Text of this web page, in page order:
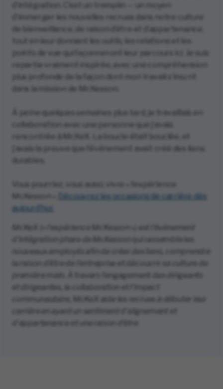
d’intégration. C’est un tremplin — un moyen
de bienveillance, de raison d’être et d’appartenance,
points de vue qui façonneront leur parcours ici. Je suis
plus profonde de la façon dont mon travail s’inscrit
À peine quelques semaines plus tard, je travaillais en
Vous pourriez, vous aussi, vivre « l’expérience
Découvrez les occasions de carrière dès
aujourd’hui.
McKeX (« l’expérience McKesson ») est l’événement
d’intégration phare de McKesson qui rassemble les
première main. À travers l’engagement des dirigeants
carrière en ayant un sentiment d’alignement et
d’appartenance et une raison d’être